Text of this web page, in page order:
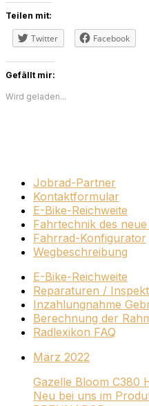
Teilen mit:
Twitter Facebook
Gefällt mir:
Wird geladen...
Jobrad-Partner
Kontaktformular
E-Bike-Reichweite
Fahrtechnik des
Fahrrad-Konfigurator
Wegbeschreibung
E-Bike-Reichweite
Reparaturen /
Inzahlungnahme
Berechnung der
Radlexikon FAQ
März 2022
Gazelle Bloom C380
Neu bei uns im